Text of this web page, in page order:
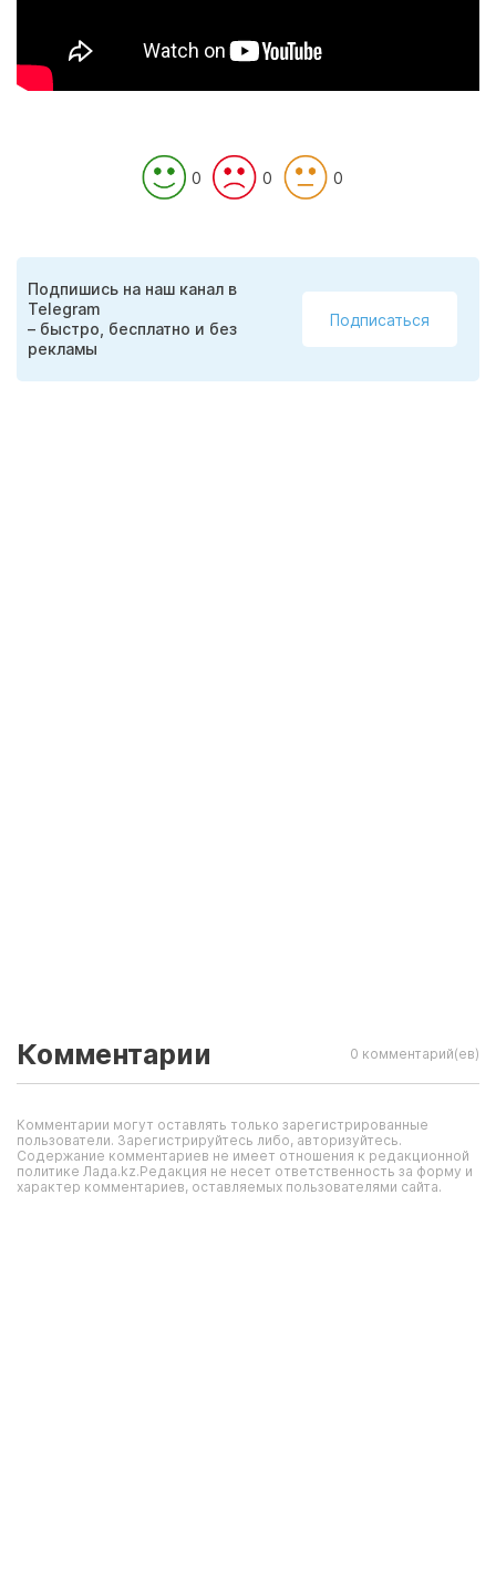
0 0 0
Подпишись на наш канал в
Telegram
– быстро, бесплатно и без
рекламы
Подписаться
Комментарии 0 комментарий(ев)
Комментарии могут оставлять только зарегистрированные
пользователи. Зарегистрируйтесь либо, авторизуйтесь.
Содержание комментариев не имеет отношения к редакционной
политике Лада.kz.Редакция не несет ответственность за форму и
характер комментариев, оставляемых пользователями сайта.